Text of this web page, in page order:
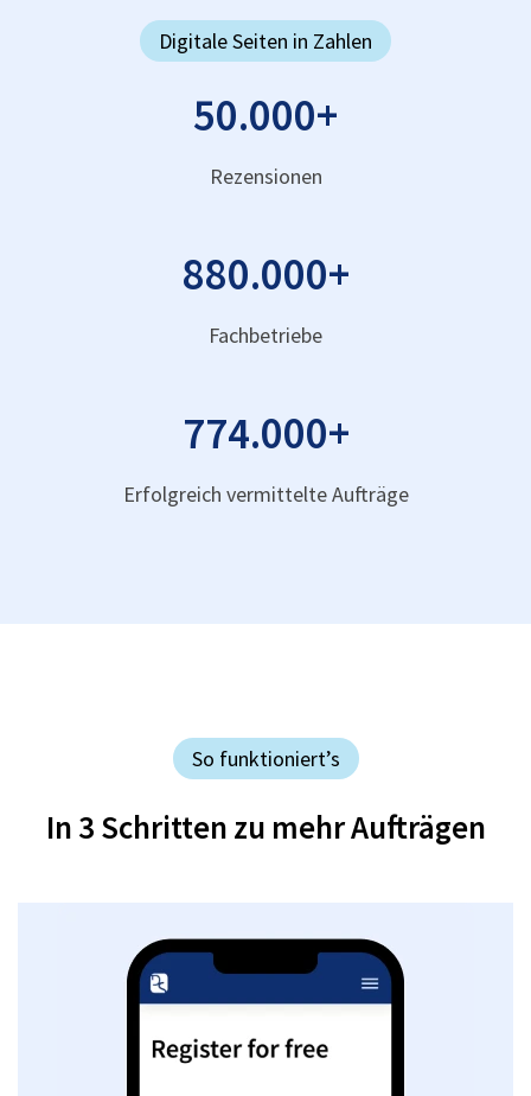
Digitale Seiten in Zahlen
50.000+
Rezensionen
880.000+
Fachbetriebe
774.000+
Erfolgreich vermittelte Aufträge
So funktioniert’s
In 3 Schritten zu mehr Aufträgen